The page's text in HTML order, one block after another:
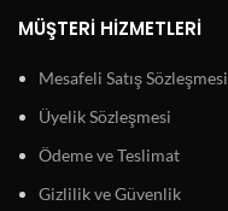
MÜŞTERI HIZMETLERI
Mesafeli Satış Sözleşmesi
Üyelik Sözleşmesi
Ödeme ve Teslimat
Gizlilik ve Güvenlik